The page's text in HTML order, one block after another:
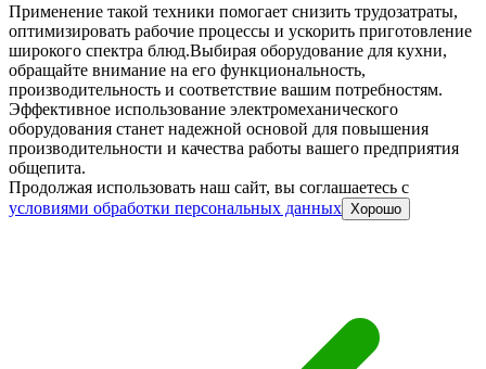
Применение такой техники помогает снизить трудозатраты,
оптимизировать рабочие процессы и ускорить приготовление
широкого спектра блюд.Выбирая оборудование для кухни,
обращайте внимание на его функциональность,
производительность и соответствие вашим потребностям.
Эффективное использование электромеханического
оборудования станет надежной основой для повышения
производительности и качества работы вашего предприятия
общепита.
Продолжая использовать наш сайт, вы соглашаетесь c
условиями обработки персональных данных Хорошо